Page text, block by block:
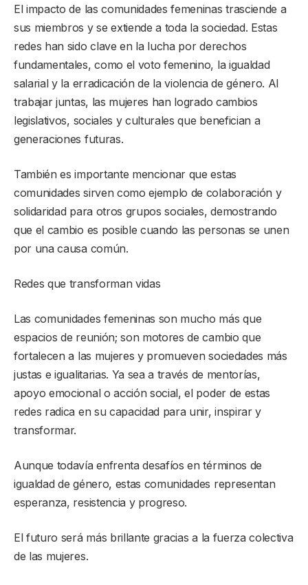
El impacto de las comunidades femeninas trasciende a
sus miembros y se extiende a toda la sociedad. Estas
redes han sido clave en la lucha por derechos
fundamentales, como el voto femenino, la igualdad
salarial y la erradicación de la violencia de género. Al
trabajar juntas, las mujeres han logrado cambios
legislativos, sociales y culturales que benefician a
generaciones futuras.
También es importante mencionar que estas
comunidades sirven como ejemplo de colaboración y
solidaridad para otros grupos sociales, demostrando
que el cambio es posible cuando las personas se unen
por una causa común.
Redes que transforman vidas
Las comunidades femeninas son mucho más que
espacios de reunión; son motores de cambio que
fortalecen a las mujeres y promueven sociedades más
justas e igualitarias. Ya sea a través de mentorías,
apoyo emocional o acción social, el poder de estas
redes radica en su capacidad para unir, inspirar y
transformar.
Aunque todavía enfrenta desafíos en términos de
igualdad de género, estas comunidades representan
esperanza, resistencia y progreso.
El futuro será más brillante gracias a la fuerza colectiva
de las mujeres.